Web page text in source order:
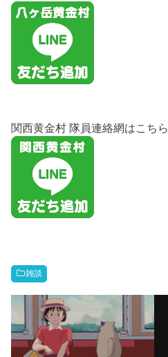
関西黄金村 隊員連絡網はこちら
雑談